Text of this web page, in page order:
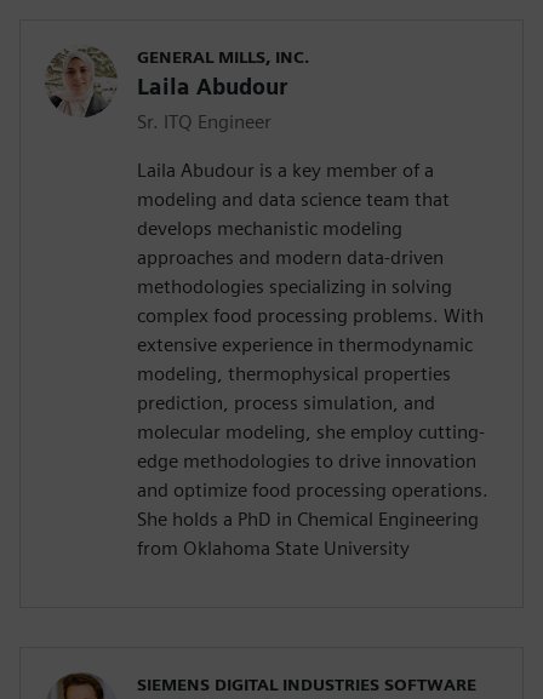
GENERAL MILLS, INC.
Laila Abudour
Sr. ITQ Engineer
Laila Abudour is a key member of a
modeling and data science team that
develops mechanistic modeling
approaches and modern data-driven
methodologies specializing in solving
complex food processing problems. With
extensive experience in thermodynamic
modeling, thermophysical properties
prediction, process simulation, and
molecular modeling, she employ cutting-
edge methodologies to drive innovation
and optimize food processing operations.
She holds a PhD in Chemical Engineering
from Oklahoma State University
SIEMENS DIGITAL INDUSTRIES SOFTWARE